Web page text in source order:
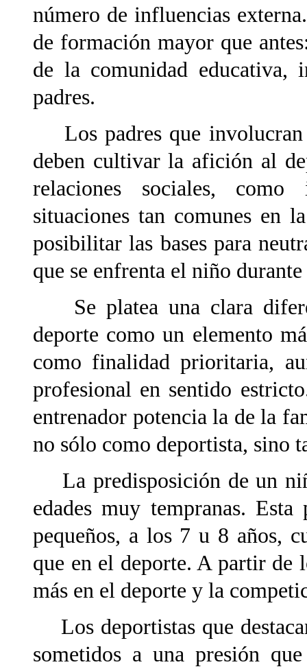
número de influencias
de formación mayor que
de la comunidad educativa,
padres.
Los padres que involucran
deben cultivar la afición al
relaciones sociales,
situaciones tan comunes en
posibilitar las bases para
que se enfrenta el niño
Se platea una clara
deporte como un elemento
como finalidad prioritaria,
profesional en sentido
entrenador potencia la de la
no sólo como deportista, sino
La predisposición de un
edades muy tempranas.
pequeños, a los 7 u 8 años,
que en el deporte. A partir de
más en el deporte y la
Los deportistas que
sometidos a una presión